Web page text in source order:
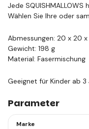
Jede
Wählen Sie Ihre oder
Abmessungen: 20 x 20 x
Gewicht: 198 g
Material: Fasermischung
Geeignet für Kinder ab 3
Parameter
Marke